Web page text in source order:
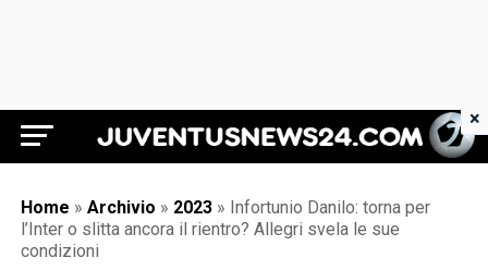
Juventus News 24
Home » Archivio » 2023 » Infortunio Danilo: torna per
l’Inter o slitta ancora il rientro? Allegri svela le sue
condizioni
×